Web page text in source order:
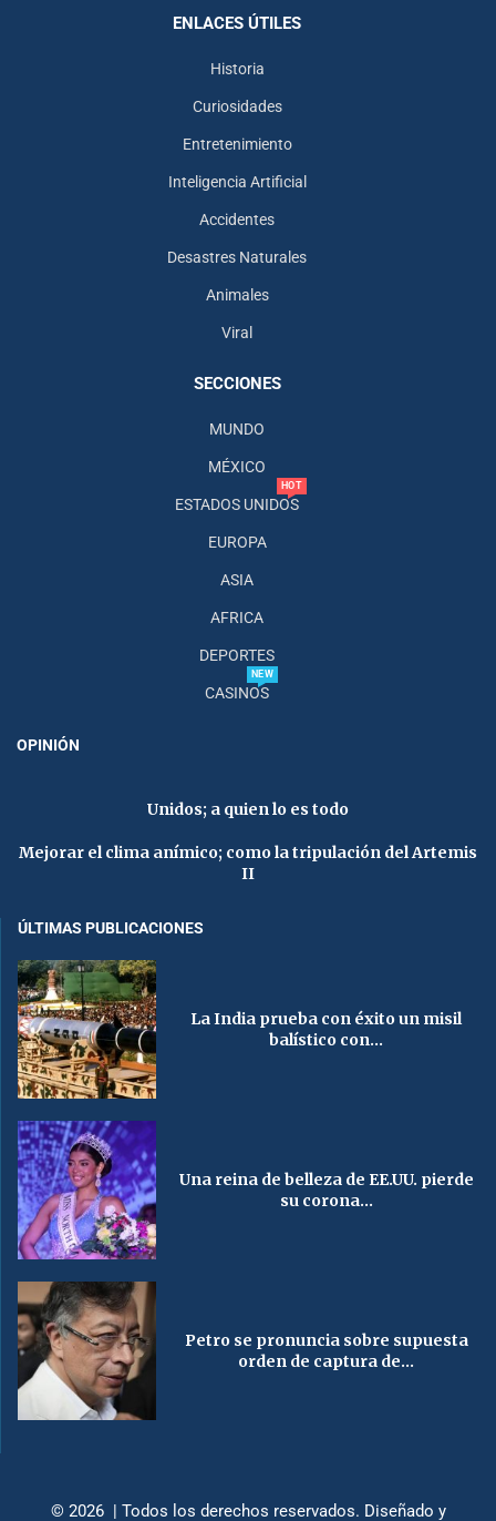
ENLACES ÚTILES
Historia
Curiosidades
Entretenimiento
Inteligencia Artificial
Accidentes
Desastres Naturales
Animales
Viral
SECCIONES
MUNDO
MÉXICO
ESTADOS UNIDOS
HOT
EUROPA
ASIA
AFRICA
DEPORTES
CASINOS
NEW
OPINIÓN
Unidos; a quien lo es todo
Mejorar el clima anímico; como la tripulación del Artemis
II
ÚLTIMAS PUBLICACIONES
La India prueba con éxito un misil
balístico con...
Una reina de belleza de EE.UU. pierde
su corona...
Petro se pronuncia sobre supuesta
orden de captura de...
© 2026 | Todos los derechos reservados. Diseñado y